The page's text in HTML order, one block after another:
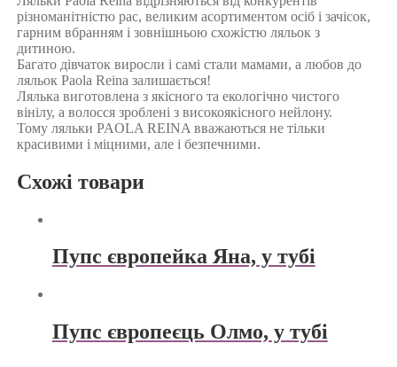
різноманітністю рас, великим асортиментом осіб і зачісок,
гарним вбранням і зовнішньою схожістю ляльок з
дитиною.
Багато дівчаток виросли і самі стали мамами, а любов до
ляльок Paola Reina залишається!
Лялька виготовлена з якісного та екологічно чистого
вінілу, а волосся зроблені з високоякісного нейлону.
Тому ляльки PAOLA REINA вважаються не тільки
красивими і міцними, але і безпечними.
Схожі товари
Пупс європейка Яна, у тубі
Пупс європеєць Олмо, у тубі